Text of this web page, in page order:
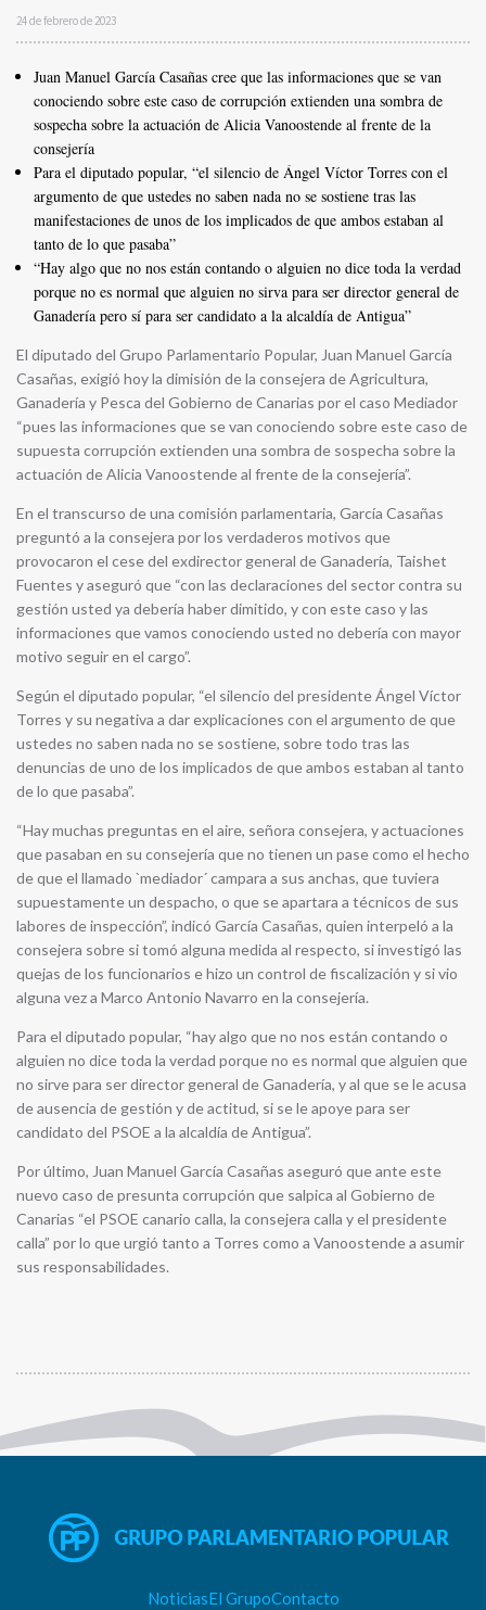
24 de febrero de 2023
Juan Manuel García Casañas cree que las informaciones que se van
conociendo sobre este caso de corrupción extienden una sombra de
sospecha sobre la actuación de Alicia Vanoostende al frente de la
consejería
Para el diputado popular, “el silencio de Ángel Víctor Torres con el
argumento de que ustedes no saben nada no se sostiene tras las
manifestaciones de unos de los implicados de que ambos estaban al
tanto de lo que pasaba”
“Hay algo que no nos están contando o alguien no dice toda la verdad
porque no es normal que alguien no sirva para ser director general de
Ganadería pero sí para ser candidato a la alcaldía de Antigua”
El diputado del Grupo Parlamentario Popular, Juan Manuel García
Casañas, exigió hoy la dimisión de la consejera de Agricultura,
Ganadería y Pesca del Gobierno de Canarias por el caso Mediador
“pues las informaciones que se van conociendo sobre este caso de
supuesta corrupción extienden una sombra de sospecha sobre la
actuación de Alicia Vanoostende al frente de la consejería”.
En el transcurso de una comisión parlamentaria, García Casañas
preguntó a la consejera por los verdaderos motivos que
provocaron el cese del exdirector general de Ganadería, Taishet
Fuentes y aseguró que “con las declaraciones del sector contra su
gestión usted ya debería haber dimitido, y con este caso y las
informaciones que vamos conociendo usted no debería con mayor
motivo seguir en el cargo”.
Según el diputado popular, “el silencio del presidente Ángel Víctor
Torres y su negativa a dar explicaciones con el argumento de que
ustedes no saben nada no se sostiene, sobre todo tras las
denuncias de uno de los implicados de que ambos estaban al tanto
de lo que pasaba”.
“Hay muchas preguntas en el aire, señora consejera, y actuaciones
que pasaban en su consejería que no tienen un pase como el hecho
de que el llamado `mediador´ campara a sus anchas, que tuviera
supuestamente un despacho, o que se apartara a técnicos de sus
labores de inspección”, indicó García Casañas, quien interpeló a la
consejera sobre si tomó alguna medida al respecto, si investigó las
quejas de los funcionarios e hizo un control de fiscalización y si vio
alguna vez a Marco Antonio Navarro en la consejería.
Para el diputado popular, “hay algo que no nos están contando o
alguien no dice toda la verdad porque no es normal que alguien que
no sirve para ser director general de Ganadería, y al que se le acusa
de ausencia de gestión y de actitud, si se le apoye para ser
candidato del PSOE a la alcaldía de Antigua”.
Por último, Juan Manuel García Casañas aseguró que ante este
nuevo caso de presunta corrupción que salpica al Gobierno de
Canarias “el PSOE canario calla, la consejera calla y el presidente
calla” por lo que urgió tanto a Torres como a Vanoostende a asumir
sus responsabilidades.
NoticiasEl GrupoContacto